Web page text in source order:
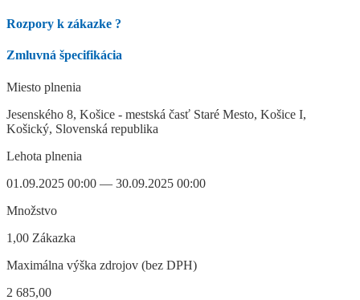
Rozpory k zákazke ?
Zmluvná špecifikácia
Miesto plnenia
Jesenského 8, Košice - mestská časť Staré Mesto, Košice I,
Košický, Slovenská republika
Lehota plnenia
01.09.2025 00:00 — 30.09.2025 00:00
Množstvo
1,00 Zákazka
Maximálna výška zdrojov (bez DPH)
2 685,00